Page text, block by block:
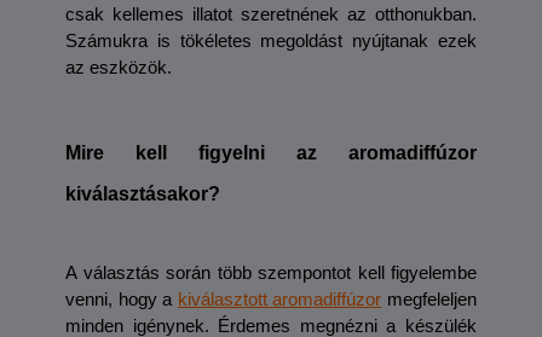
csak kellemes illatot szeretnének az otthonukban.
Számukra is tökéletes megoldást nyújtanak ezek
az eszközök.
Mire kell figyelni az aromadiffúzor
kiválasztásakor?
A választás során több szempontot kell figyelembe
venni, hogy a kiválasztott aromadiffúzor megfeleljen
minden igénynek. Érdemes megnézni a készülék